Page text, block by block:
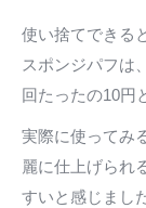
使い捨てできる
スポンジパフは
回たったの10円
実際に使ってみ
麗に仕上げられ
すいと感じまし